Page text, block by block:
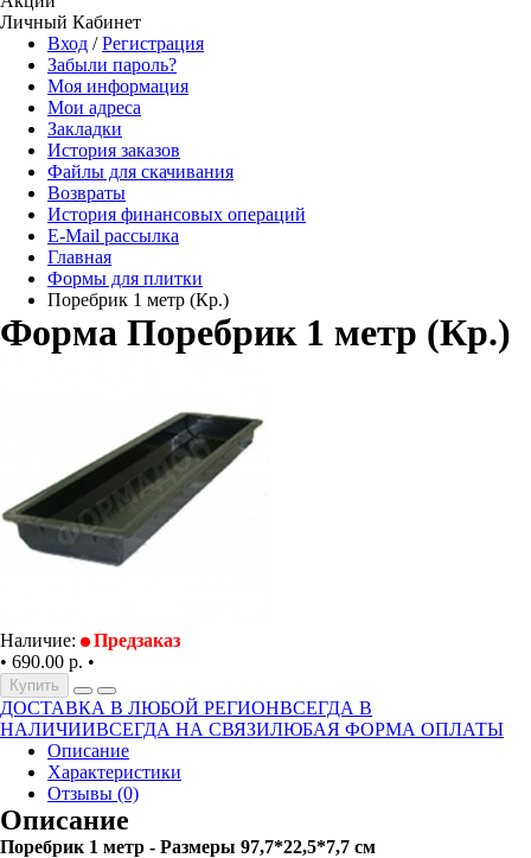
Личный Кабинет
Вход /Регистрация
Забыли пароль?
Моя информация
Мои адреса
Закладки
История заказов
Файлы для скачивания
Возвраты
История финансовых операций
E-Mail рассылка
Главная
Формы для плитки
Поребрик 1 метр (Кр.)
Форма Поребрик 1 метр (Кр.)
Наличие:
Предзаказ
• 690.00 р. •
Купить
ДОСТАВКА В ЛЮБОЙ РЕГИОНВСЕГДА В
НАЛИЧИИВСЕГДА НА СВЯЗИЛЮБАЯ ФОРМА ОПЛАТЫ
Описание
Характеристики
Отзывы (0)
Описание
Поребрик 1 метр - Размеры 97,7*22,5*7,7 см